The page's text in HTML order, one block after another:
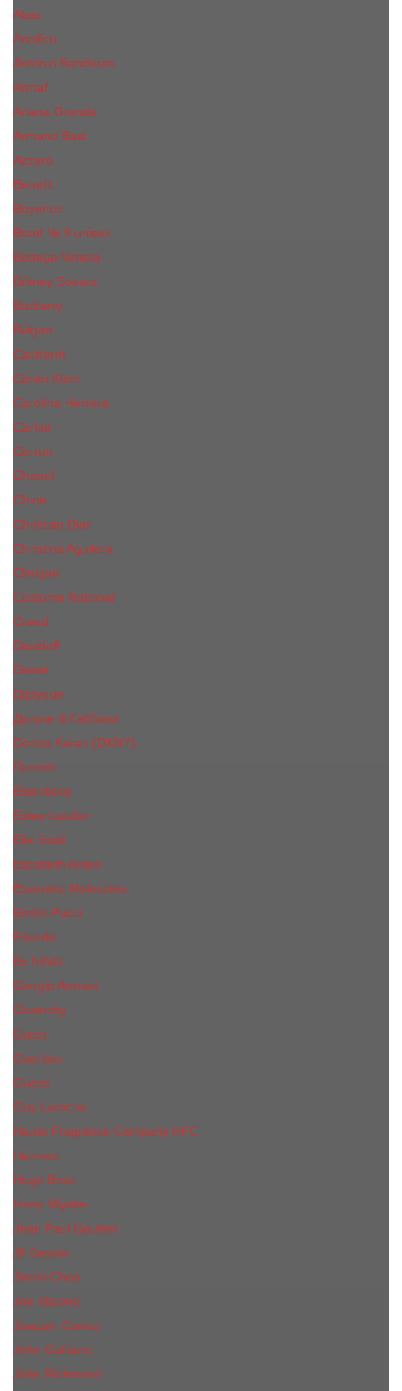
Alaia
Annifen
Antonio Banderas
Armaf
Ariana Grande
Armand Basi
Azzaro
Benefit
Beyonce
Bond № 9 unisex
Bottega Veneta
Britney Spears
Burberry
Bvlgari
Cacharel
Calvin Klein
Carolina Herrera
Cartier
Cerruti
Сhanеl
Chloe
Christian Dior
Christina Aguilera
Сliniquе
Costume National
Creed
Davidoff
Diesel
Diptyque
Дольче & Габбана
Donna Karan (DKNY)
Dupont
Eisenberg
Еsteе Lаudеr
Elie Saab
Elizabeth Arden
Escentric Molecules
Emilio Pucci
Escada
Ex Nihilo
Giorgio Armani
Givenchy
Gucci
Guerlain
Guess
Guy Laroche
Haute Fragrance Company HFC
Hermes
Hugo Boss
Issey Miyake
Jean Paul Gaultier
Jil Sander
Jimmi Choo
Jое Malоnе
Joaquin Cortes
John Galliano
John Richmond